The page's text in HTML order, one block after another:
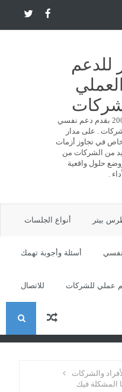
للدعم
أنا بطرس بيتر ، من سنة 2009 بقدم دعم نفسي
. على مدار
في تجاوز أزمات
من الشركات من
حلول واقعية
.
بيتر أنواع الجلسات
أسئلة وأجوبة تهمك
عملي للشركات للاتصال
ا
والشركات
المشكلة فيك